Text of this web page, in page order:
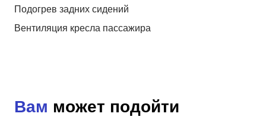
Подогрев задних сидений
Вентиляция кресла пассажира
Вам может подойти